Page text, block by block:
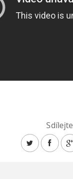
Sdílejte